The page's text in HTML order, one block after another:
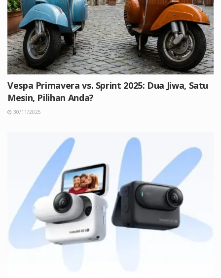
Vespa Primavera vs. Sprint 2025: Dua Jiwa, Satu
Mesin, Pilihan Anda?
30/11/2025